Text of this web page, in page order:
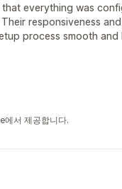
everything was
responsiveness
process smooth and
에서 제공합니다.